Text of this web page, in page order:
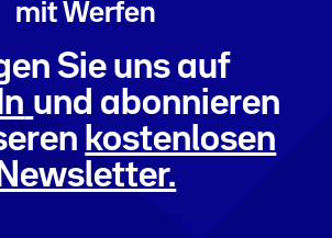
mit Werfen
Sie uns auf
und abonnieren
kostenlosen
Newsletter.